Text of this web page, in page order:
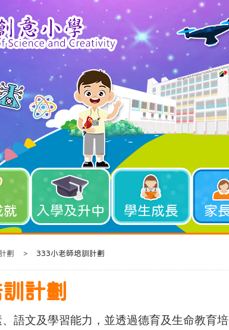
就 入學及升中 學生成長 家
劃 > 333小老師培訓計劃
計劃
語文及學習能力，並透過德育及生命教育